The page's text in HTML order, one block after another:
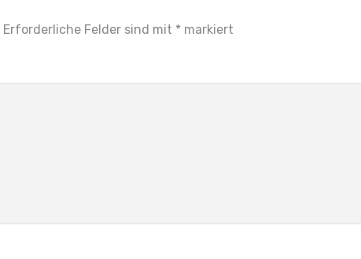
Erforderliche Felder sind mit * markiert